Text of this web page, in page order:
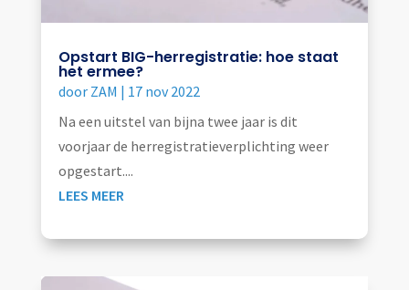
Opstart BIG-herregistratie: hoe staat
het ermee?
door ZAM | 17 nov 2022
Na een uitstel van bijna twee jaar is dit
voorjaar de herregistratieverplichting weer
opgestart....
LEES MEER